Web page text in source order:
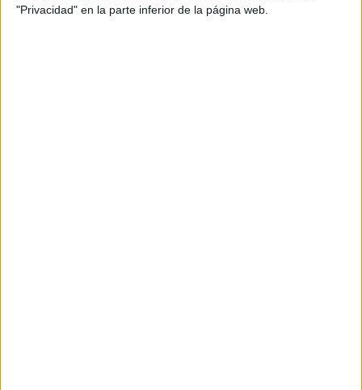
"Privacidad" en la parte inferior de la página web.
Comentarios